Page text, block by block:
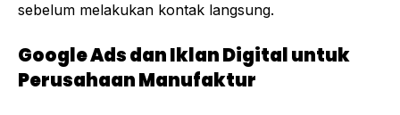
sebelum melakukan kontak langsung.
Google Ads dan Iklan Digital untuk
Perusahaan Manufaktur